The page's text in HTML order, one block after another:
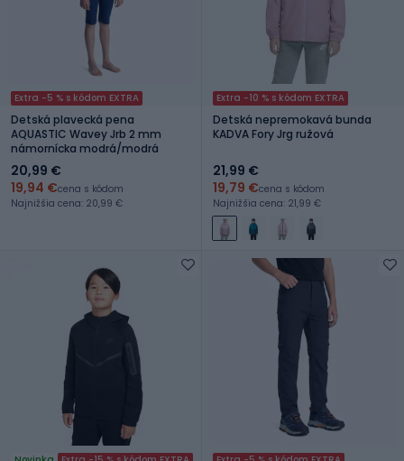
Extra -5 % s kódom EXTRA
Detská plavecká pena
AQUASTIC Wavey Jrb 2 mm
námornícka modrá/modrá
20,99 €
19,94 €cena s kódom
Najnižšia cena: 20,99 €
Extra -10 % s kódom EXTRA
Detská nepremokavá bunda
KADVA Fory Jrg ružová
21,99 €
19,79 €cena s kódom
Najnižšia cena: 21,99 €